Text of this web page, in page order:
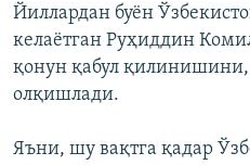
Йиллардан буён
келаётган Руҳиддин
қонун қабул
олқишлади.
Яъни, шу вақтга қадар